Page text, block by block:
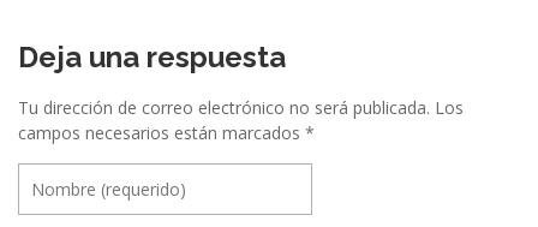
Deja una respuesta
Tu dirección de correo electrónico no será publicada. Los
campos necesarios están marcados *